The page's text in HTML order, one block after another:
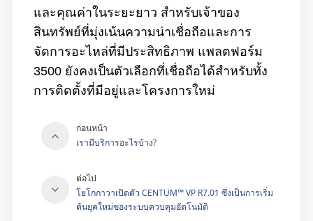
และคุณค่าในระยะยาว สำหรับเจ้าของ
สินทรัพย์ที่มุ่งเน้นความน่าเชื่อถือและการ
จัดการอะไหล่ที่มีประสิทธิภาพ แพลตฟอร์ม
3500 ยังคงเป็นตัวเลือกที่เชื่อถือได้สำหรับทั้ง
การติดตั้งที่มีอยู่และโครงการใหม่
ก่อนหน้า
เรามีบริการอะไรบ้าง?
ต่อไป
โยโกกาวาเปิดตัว CENTUM™ VP R7.01 ซึ่งเป็นการเริ่ม
ต้นยุคใหม่ของระบบควบคุมอัตโนมัติ